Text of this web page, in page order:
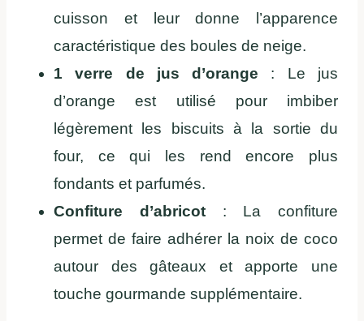
cuisson et leur donne l’apparence
caractéristique des boules de neige.
1 verre de jus d’orange : Le jus
d’orange est utilisé pour imbiber
légèrement les biscuits à la sortie du
four, ce qui les rend encore plus
fondants et parfumés.
Confiture d’abricot: La confiture
permet de faire adhérer la noix de coco
autour des gâteaux et apporte une
touche gourmande supplémentaire.